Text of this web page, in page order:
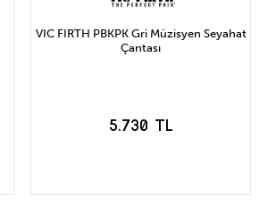
VIC FIRTH PBKPK Gri Müzisyen Seyahat
Çantası
5.730 TL